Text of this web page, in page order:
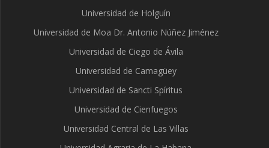
Universidad de Holguín
Universidad de Moa Dr. Antonio Núñez Jiménez
Universidad de Ciego de Ávila
Universidad de Camagüey
Universidad de Sancti Spíritus
Universidad de Cienfuegos
Universidad Central de Las Villas